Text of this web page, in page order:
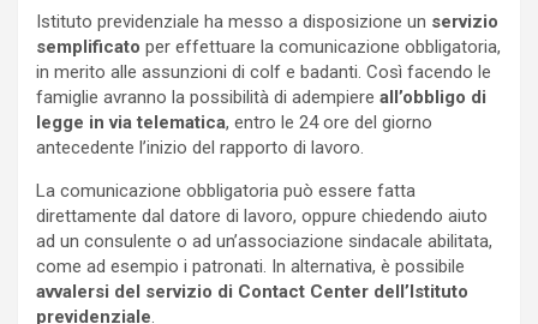
Istituto previdenziale ha messo a disposizione un servizio
semplificato per effettuare la comunicazione obbligatoria,
in merito alle assunzioni di colf e badanti. Così facendo le
famiglie avranno la possibilità di adempiere all’obbligo di
legge in via telematica, entro le 24 ore del giorno
antecedente l’inizio del rapporto di lavoro.
La comunicazione obbligatoria può essere fatta
direttamente dal datore di lavoro, oppure chiedendo aiuto
ad un consulente o ad un’associazione sindacale abilitata,
come ad esempio i patronati. In alternativa, è possibile
avvalersi del servizio di Contact Center dell’Istituto
previdenziale